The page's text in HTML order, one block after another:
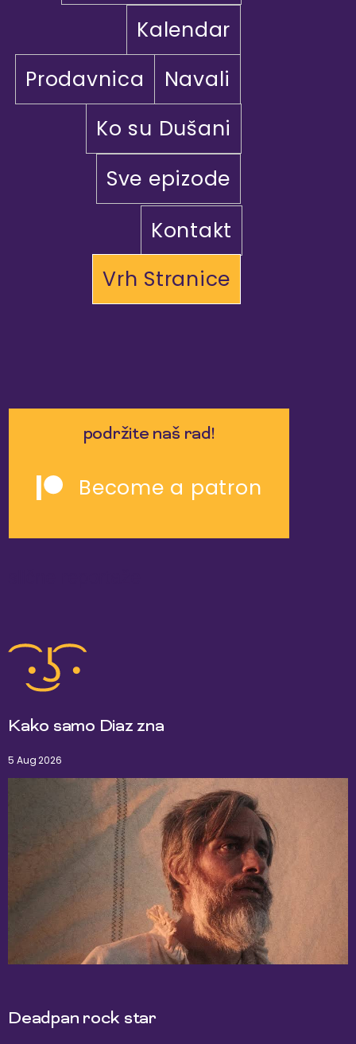
Kalendar
Prodavnica
Navali
Ko su Dušani
Sve epizode
Kontakt
Vrh Stranice
podržite naš rad!
Become a patron
Kako samo Diaz zna
5 Aug 2026
Deadpan rock star